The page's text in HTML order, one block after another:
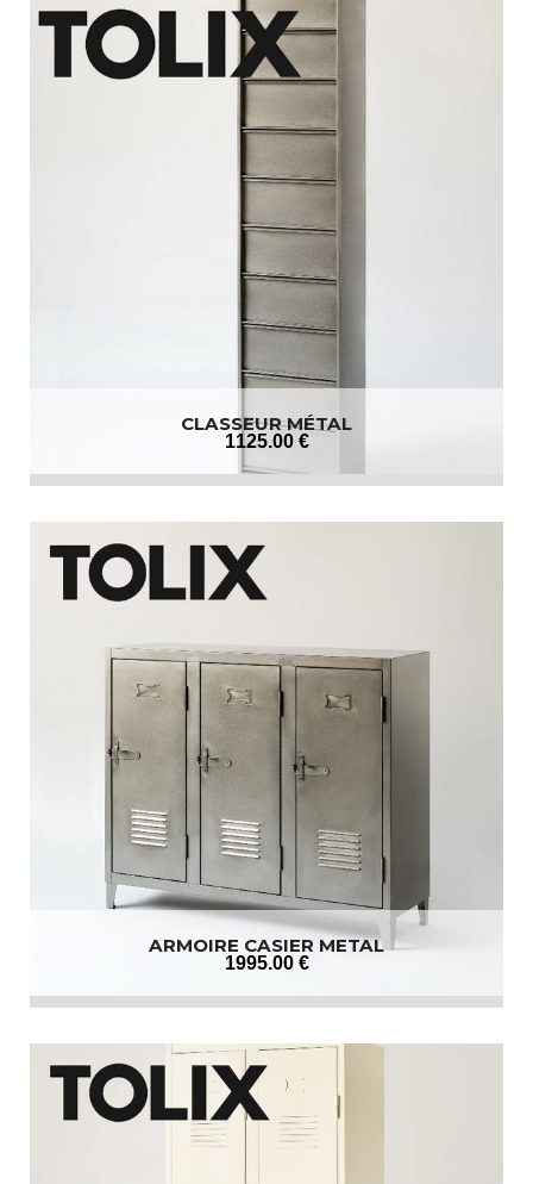
CLASSEUR MÉTAL
1125.00 €
ARMOIRE CASIER METAL
1995.00 €